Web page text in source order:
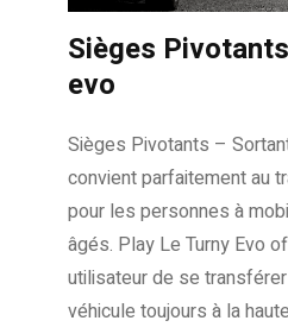
Sièges
evo
Sièges Pivotants –
convient parfaitement au
pour les personnes à
âgés. Play Le Turny Evo
utilisateur de se
véhicule toujours à la